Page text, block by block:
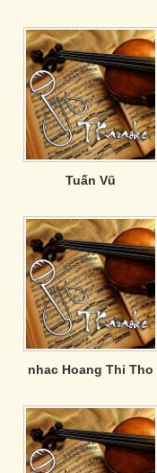
Tuấn Vũ
nhac Hoang Thi Tho